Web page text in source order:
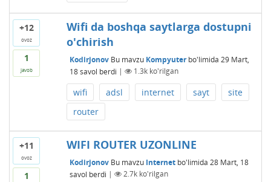
+12
ovoz
1
javob
Wifi da boshqa saytlarga dostupni
o'chirish
Kodirjonov Bu mavzu Kompyuterbo'limida 29 Mart,
18 savol berdi | 1.3kko'rilgan
wifi adsl internet sayt
site
router
+11
ovoz
1
WIFI ROUTER UZONLINE
Kodirjonov Bu mavzu Internetbo'limida 28 Mart, 18
savol berdi | 2.7kko'rilgan